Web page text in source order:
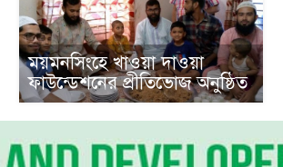
ময়মনসিংহে খাওয়া দাওয়া
ফাউন্ডেশনের প্রীতিভোজ অনুষ্ঠিত